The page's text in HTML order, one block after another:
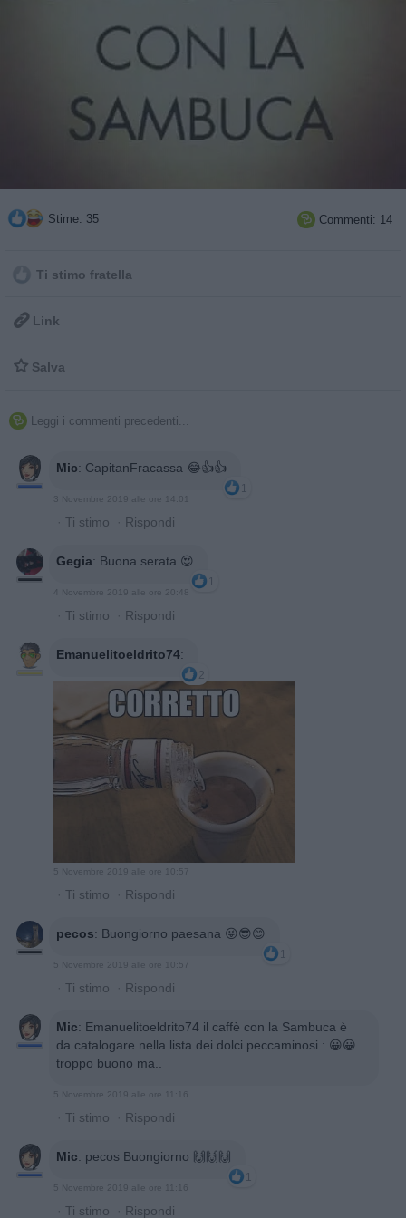
Stime: 35  Commenti: 14
Ti stimo fratella
 Link
 Salva
 Leggi i commenti precedenti...
Mic: CapitanFracassa 😂👍👍
1
3 Novembre 2019 alle ore 14:01
· Ti stimo · Rispondi
Gegia: Buona serata 😍
1
4 Novembre 2019 alle ore 20:48
· Ti stimo · Rispondi
Emanuelitoeldrito74:
2
5 Novembre 2019 alle ore 10:57
· Ti stimo · Rispondi
pecos: Buongiorno paesana 😜😎😊
1
5 Novembre 2019 alle ore 10:57
· Ti stimo · Rispondi
Mic: Emanuelitoeldrito74 il caffè con la Sambuca è
da catalogare nella lista dei dolci peccaminosi : 😀😀
troppo buono ma..
5 Novembre 2019 alle ore 11:16
· Ti stimo · Rispondi
Mic: pecos Buongiorno 🙌🙌🙌
1
5 Novembre 2019 alle ore 11:16
· Ti stimo · Rispondi